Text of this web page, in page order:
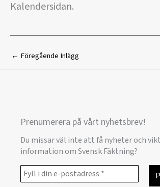
Kalendersidan.
← Föregående Inlägg
Prenumerera på vårt nyhetsbrev!
Du missar väl inte att få nyheter och
information om Svensk Fäktning?